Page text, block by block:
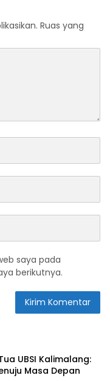
Ruas yang
saya pada
berikutnya.
UBSI Kalimalang:
Masa Depan